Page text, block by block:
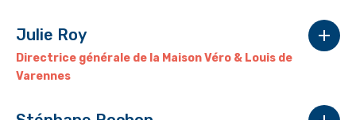
Julie Roy
Directrice générale de la Maison Véro & Louis de
Varennes